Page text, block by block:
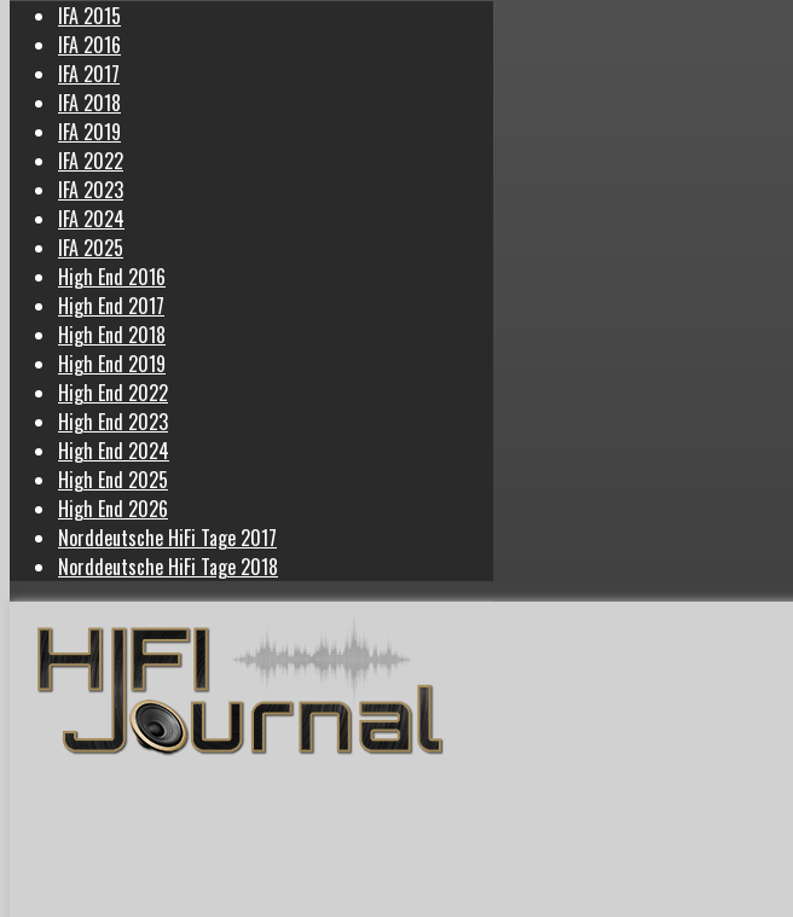
IFA 2015
IFA 2016
IFA 2017
IFA 2018
IFA 2019
IFA 2022
IFA 2023
IFA 2024
IFA 2025
High End 2016
High End 2017
High End 2018
High End 2019
High End 2022
High End 2023
High End 2024
High End 2025
High End 2026
Norddeutsche HiFi Tage 2017
Norddeutsche HiFi Tage 2018